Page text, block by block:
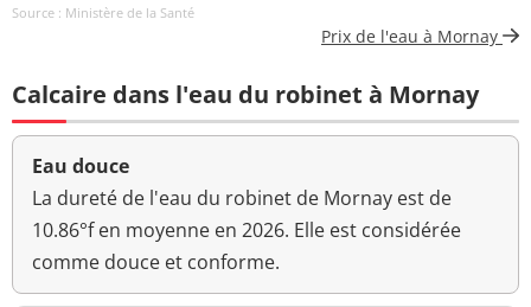
Coloration
Couleur (qualitatif)
changement
anormal
Bactéries coliformes
/100ml-MS
Bact. aér. revivifiables
à 22°-68h
<1 n/mL
Source : Ministère de la Santé
Prix de l'eau à Mornay
Calcaire dans l'eau du robinet à Mornay
Eau douce
La dureté de l'eau du robinet de Mornay est de
10.86°f en moyenne en 2026. Elle est considérée
comme douce et conforme.